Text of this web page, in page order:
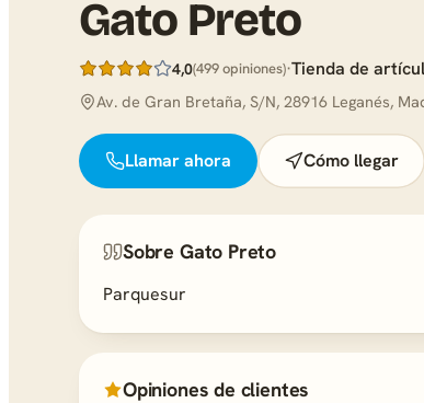
Gato Preto
4,0(499 opiniones)·Tienda de
Av. de Gran Bretaña, S/N, 28916 Leganés,
Llamar ahora Cómo llegar
Sobre Gato Preto
Parquesur
Opiniones de clientes